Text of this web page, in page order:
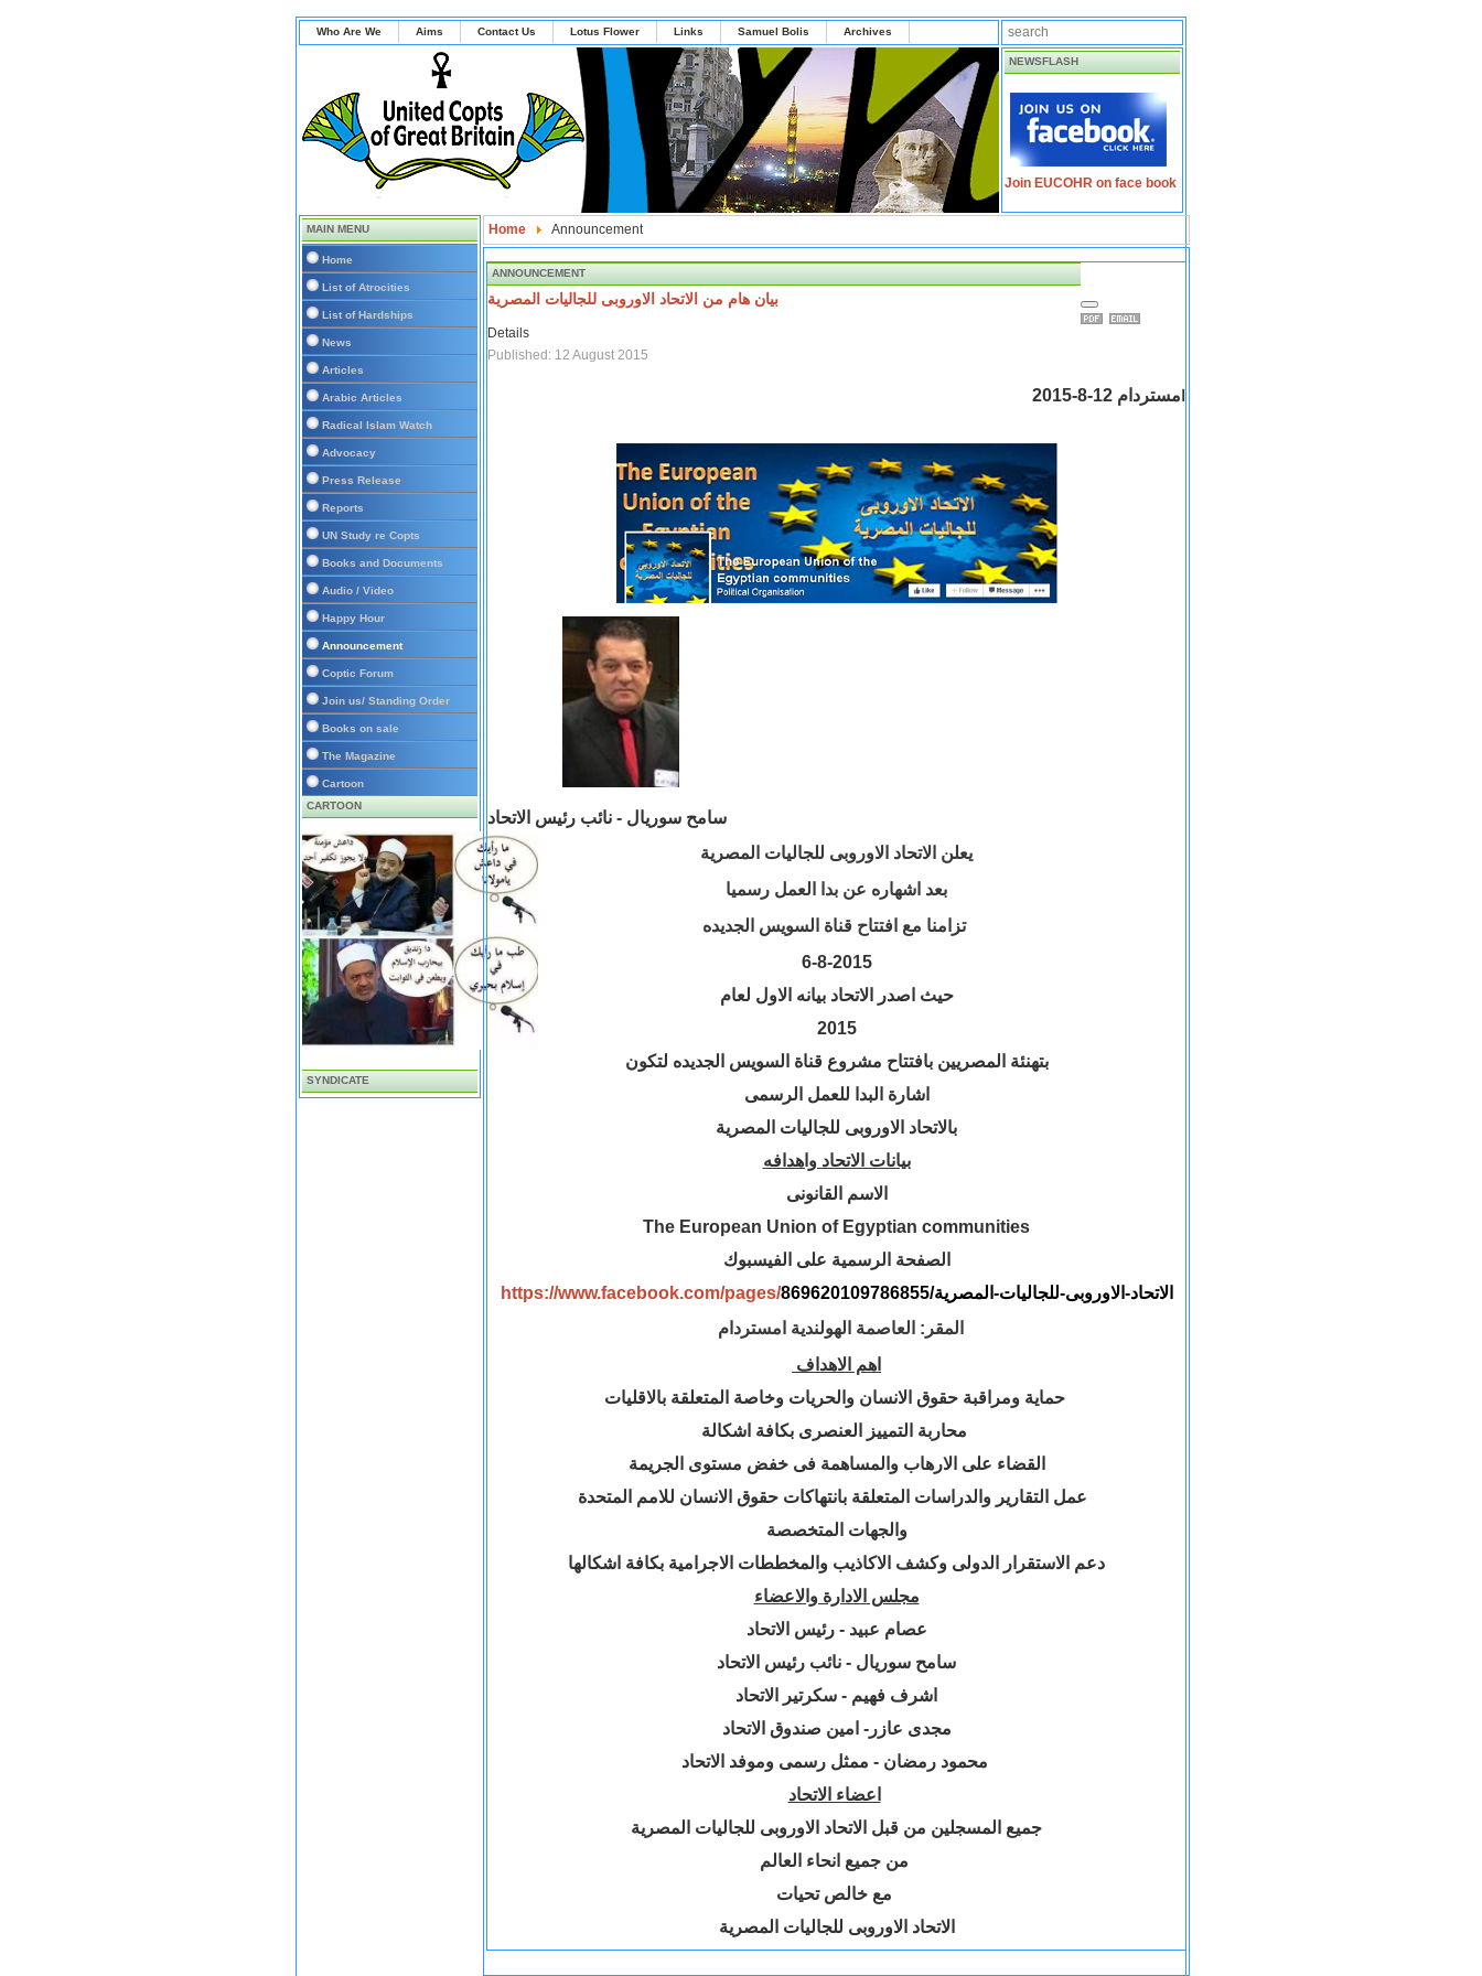
Who Are We Aims Contact Us Lotus Flower Links Samuel Bolis Archives
NEWSFLASH
Join EUCOHR on face book
MAIN MENU
Home
List of Atrocities
List of Hardships
News
Articles
Arabic Articles
Radical Islam Watch
Advocacy
Press Release
Reports
UN Study re Copts
Books and Documents
Audio / Video
Happy Hour
Announcement
Coptic Forum
Join us/ Standing Order
Books on sale
The Magazine
Cartoon
CARTOON
SYNDICATE
Home Announcement
ANNOUNCEMENT
بيان هام من الاتحاد الاوروبى للجاليات المصرية
Details
Published: 12 August 2015
مستردام 12-8-2015
سامح سوريال - نائب رئيس الاتحاد
بعد اشهاره عن بدا العمل رسميا
تزامنا مع افتتاح قناة السويس الجديده
6-8-2015
حيث اصدر الاتحاد بيانه الاول لعام
2015
بتهنئة المصريين بافتتاح مشروع قناة السويس الجديده لتكون
اشارة البدا للعمل الرسمى
بالاتحاد الاوروبى للجاليات المصرية
بيانات الاتحاد واهدافه
الاسم القانونى
The European Union of Egyptian communities
الصفحة الرسمية على الفيسبوك
https://www.facebook.com/pages/
الاتحاد- الاوروبى-للجاليات- المصرية/869620109786855
المقر: العاصمة الهولندية امستردام
اهم الاهداف
حماية ومراقبة حقوق الانسان والحريات وخاصة المتعلقة بالاقليات
القضاء على الارهاب والمساهمة فى خفض مستوى الجريمة
والجهات المتخصصة
دعم الاستقرار الدولى وكشف الاكاذيب والمخططات الاجرامية بكافة اشكالها
مجلس الادارة والاعضاء
عصام عبيد - رئيس الاتحاد
سامح سوريال - نائب رئيس الاتحاد
اشرف فهيم - سكرتير الاتحاد
مجدى عازر- امين صندوق الاتحاد
اعضاء الاتحاد
جميع المسجلين من قبل الاتحاد الاوروبى للجاليات المصرية
الاتحاد الاوروبى للجاليات المصرية